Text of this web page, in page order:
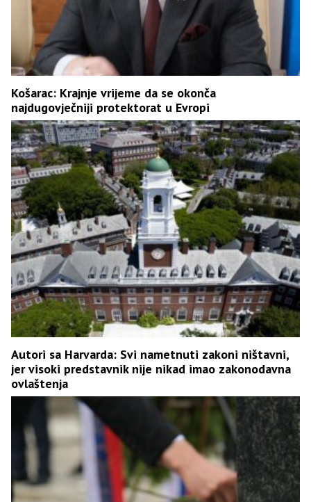
Košarac: Krajnje vrijeme da se okonča
najdugovječniji protektorat u Evropi
Autori sa Harvarda: Svi nametnuti zakoni ništavni,
jer visoki predstavnik nije nikad imao zakonodavna
ovlaštenja